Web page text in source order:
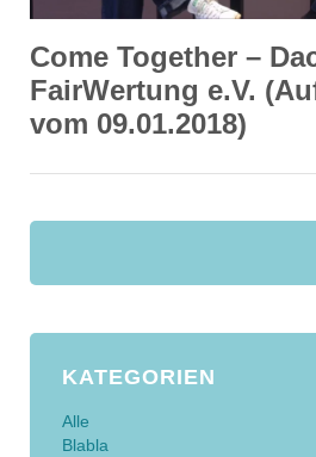
Come Together –
FairWertung e.V.
vom 09.01.2018)
KATEGORIEN
Alle
Blabla